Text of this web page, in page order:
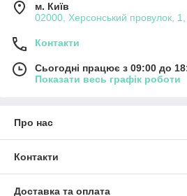
м. Київ
02000, Херсонський провулок, 1,
Контакти
Сьогодні працює з 09:00 до
Показати весь графік роботи
Про нас
Контакти
Доставка та оплата